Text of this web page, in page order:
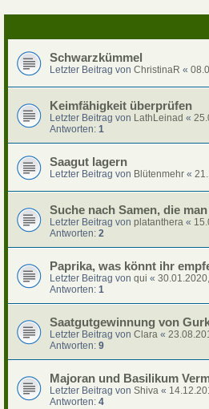
Schwarzkümmel
Letzter Beitrag von ChristinaR «
Keimfähigkeit überprüfen
Letzter Beitrag von LathLeinad «
Antworten: 1
Saagut lagern
Letzter Beitrag von Blütenmehr «
Suche nach Samen, die
Letzter Beitrag von platanthera «
Antworten: 2
Paprika, was könnt ihr
Letzter Beitrag von qui «
Antworten: 1
Saatgutgewinnung von
Letzter Beitrag von Clara «
Antworten: 9
Majoran und Basilikum
Letzter Beitrag von Shiva «
Antworten: 4